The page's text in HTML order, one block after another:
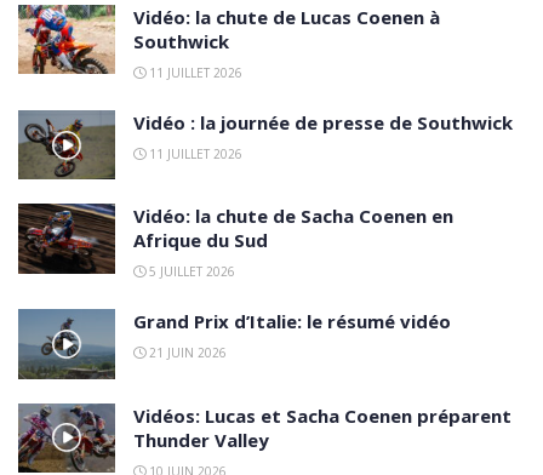
Vidéo: la chute de Lucas Coenen à
Southwick
11 JUILLET 2026
Vidéo : la journée de presse de Southwick
11 JUILLET 2026
Vidéo: la chute de Sacha Coenen en
Afrique du Sud
5 JUILLET 2026
Grand Prix d’Italie: le résumé vidéo
21 JUIN 2026
Vidéos: Lucas et Sacha Coenen préparent
Thunder Valley
10 JUIN 2026